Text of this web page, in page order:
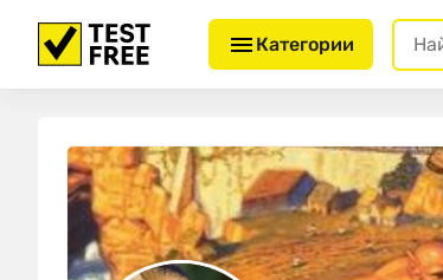
Категории